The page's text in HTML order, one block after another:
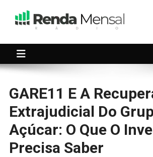
GARE11 E A
Extrajudicial Do
Açúcar: O Que O
Precisa Saber